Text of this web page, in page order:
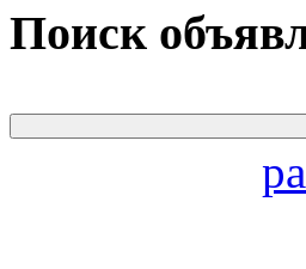
Поиск